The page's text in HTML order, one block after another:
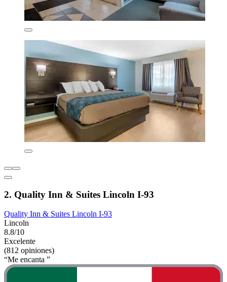
2. Quality Inn & Suites Lincoln I-93
Quality Inn & Suites Lincoln I-93
Lincoln
8.8/10
Excelente
(812 opiniones)
“Me encanta ”